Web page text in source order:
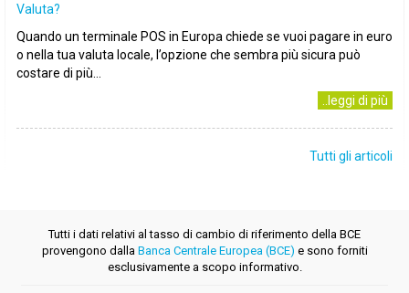
Valuta?
Quando un terminale POS in Europa chiede se vuoi pagare in euro
o nella tua valuta locale, l’opzione che sembra più sicura può
costare di più...
..leggi di più
Tutti gli articoli
Tutti i dati relativi al tasso di cambio di riferimento della BCE
provengono dalla Banca Centrale Europea (BCE) e sono forniti
esclusivamente a scopo informativo.